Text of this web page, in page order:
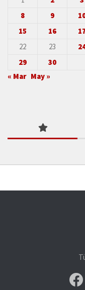
8
9
15
16
22
23
29
30
« Mar May »